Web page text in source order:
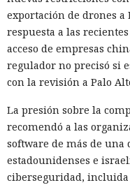
reducir el riesgo, la
Protection for
WSUS, restringir el
las llamadas a los
despliegue de
¿Dejaste
encargara
Ya vació tus
en
a todos
exportación de drones a
respuesta a las
acceso de empresas
regulador no precisó si
con la revisión a Palo
La presión sobre la
recomendó a las
software de más de una
estadounidenses e
ciberseguridad, incluida